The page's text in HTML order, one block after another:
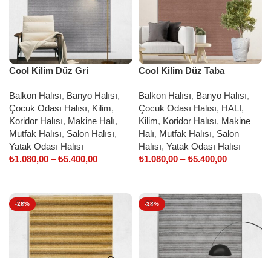
Cool Kilim Düz Gri
Balkon Halısı, Banyo Halısı,
Çocuk Odası Halısı, Kilim,
Koridor Halısı, Makine Halı,
Mutfak Halısı, Salon Halısı,
Yatak Odası Halısı
₺1.080,00 –₺5.400,00
Cool Kilim Düz Taba
Balkon Halısı, Banyo Halısı,
Çocuk Odası Halısı, HALI,
Kilim, Koridor Halısı, Makine
Halı, Mutfak Halısı, Salon
Halısı, Yatak Odası Halısı
₺1.080,00 –₺5.400,00
-28% -28%